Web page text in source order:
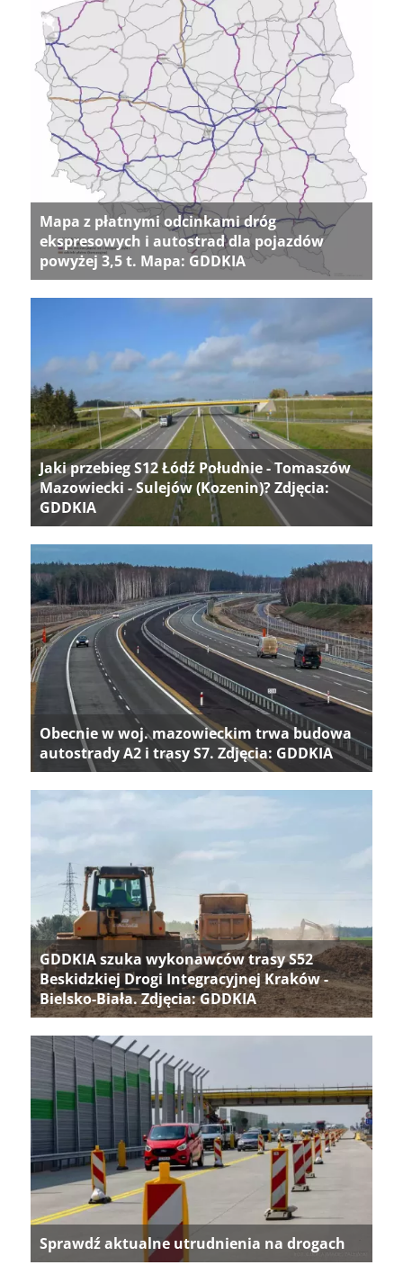
Mapa z płatnymi odcinkami dróg
ekspresowych i autostrad dla pojazdów
powyżej 3,5 t. Mapa: GDDKIA
Jaki przebieg S12 Łódź Południe - Tomaszów
Mazowiecki - Sulejów (Kozenin)? Zdjęcia:
GDDKIA
Obecnie w woj. mazowieckim trwa budowa
autostrady A2 i trasy S7. Zdjęcia: GDDKIA
GDDKIA szuka wykonawców trasy S52
Beskidzkiej Drogi Integracyjnej Kraków -
Bielsko-Biała. Zdjęcia: GDDKIA
Sprawdź aktualne utrudnienia na drogach